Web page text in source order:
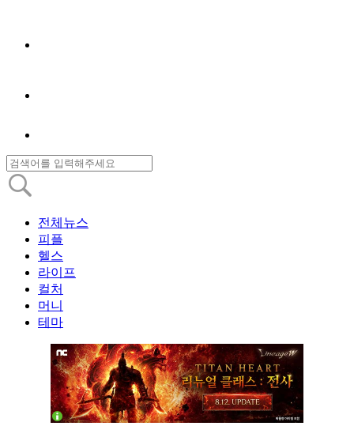
전체뉴스
피플
헬스
라이프
컬처
머니
테마